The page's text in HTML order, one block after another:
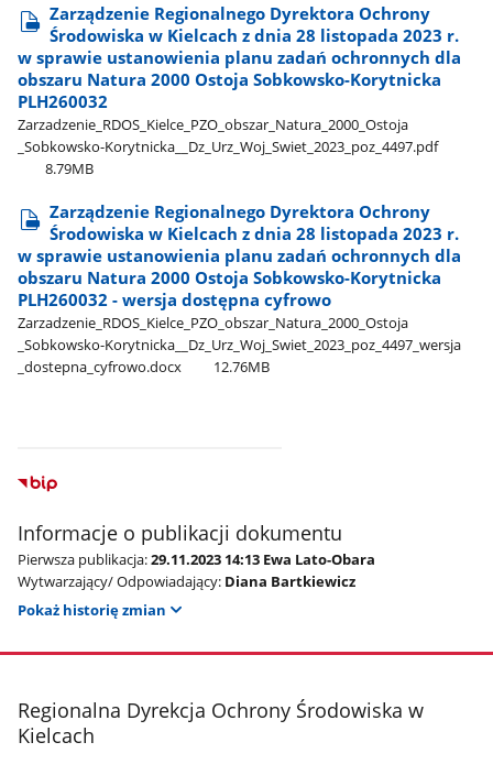
Zarządzenie Regionalnego Dyrektora Ochrony
Środowiska w Kielcach z dnia 28 listopada 2023 r.
w sprawie ustanowienia planu zadań ochronnych dla
obszaru Natura 2000 Ostoja Sobkowsko-Korytnicka
PLH260032
Zarzadzenie​_RDOS​_Kielce​_PZO​_obszar​_Natura​_2000​_Ostoja​
_Sobkowsko-Korytnicka​_​_Dz​_Urz​_Woj​_Swiet​_2023​_poz​_4497.pdf
8.79MB
Zarządzenie Regionalnego Dyrektora Ochrony
Środowiska w Kielcach z dnia 28 listopada 2023 r.
w sprawie ustanowienia planu zadań ochronnych dla
obszaru Natura 2000 Ostoja Sobkowsko-Korytnicka
PLH260032 - wersja dostępna cyfrowo
Zarzadzenie​_RDOS​_Kielce​_PZO​_obszar​_Natura​_2000​_Ostoja​
_Sobkowsko-Korytnicka​_​_Dz​_Urz​_Woj​_Swiet​_2023​_poz​_4497​_wersja​
_dostepna​_cyfrowo.docx
12.76MB
Informacje o publikacji dokumentu
Pierwsza publikacja:29.11.2023 14:13 Ewa Lato-Obara
Wytwarzający/ Odpowiadający: Diana Bartkiewicz
Pokaż historię zmian
stopka
Regionalna Dyrekcja Ochrony Środowiska w
Kielcach